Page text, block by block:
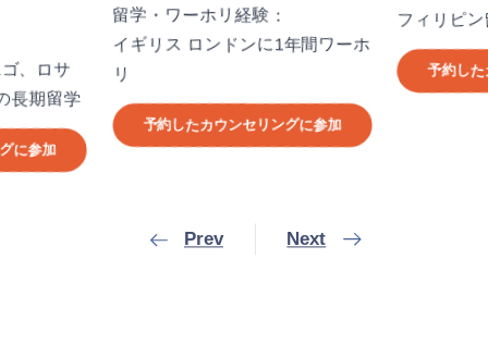
間ワーホ
に参加
留学・ワーホリ経験：
フィリピン留学6ヶ月間
カナダや
国で合計
Prev Next